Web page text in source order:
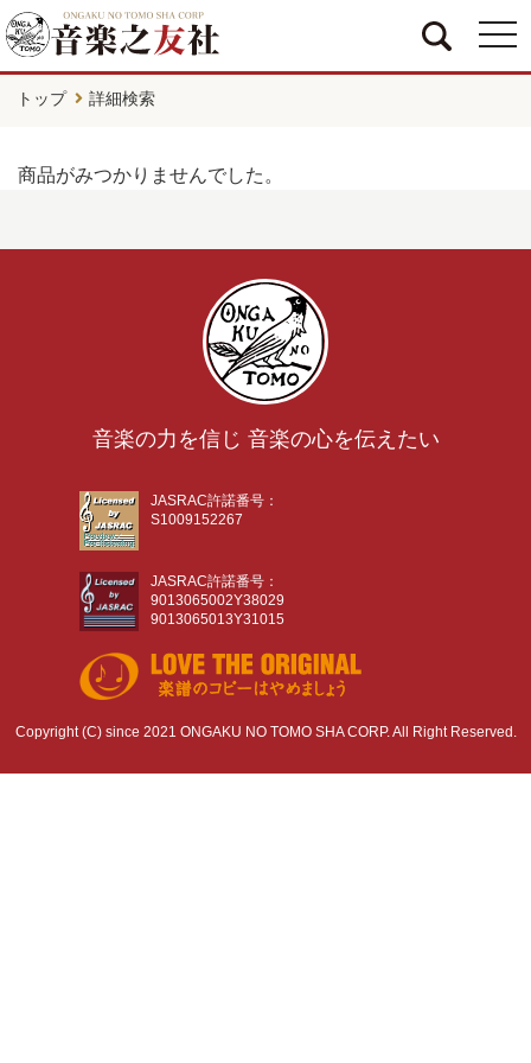
トップ 詳細検索
商品がみつかりませんでした。
音楽の力を信じ 音楽の心を伝えたい
JASRAC許諾番号：
S1009152267
JASRAC許諾番号：
9013065002Y38029
9013065013Y31015
Copyright (C) since 2021 ONGAKU NO TOMO SHA CORP. All Right Reserved.